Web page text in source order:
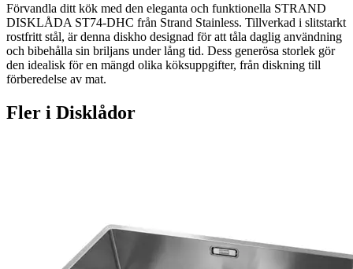
Förvandla ditt kök med den eleganta och funktionella STRAND
DISKLÅDA ST74-DHC från Strand Stainless. Tillverkad i slitstarkt
rostfritt stål, är denna diskho designad för att tåla daglig användning
och bibehålla sin briljans under lång tid. Dess generösa storlek gör
den idealisk för en mängd olika köksuppgifter, från diskning till
förberedelse av mat.
Fler i Disklådor